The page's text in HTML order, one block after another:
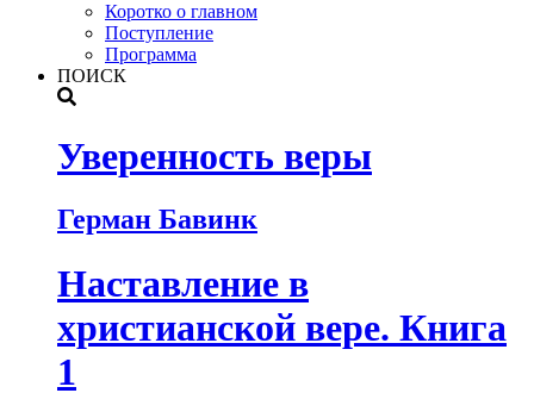
Коротко о главном
Поступление
Программа
ПОИСК
Уверенность веры
Герман Бавинк
Наставление в
христианской вере. Книга
1